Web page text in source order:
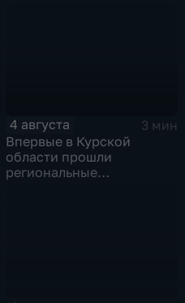
4 августа
3 мин
Впервые в Курской
области прошли
региональные